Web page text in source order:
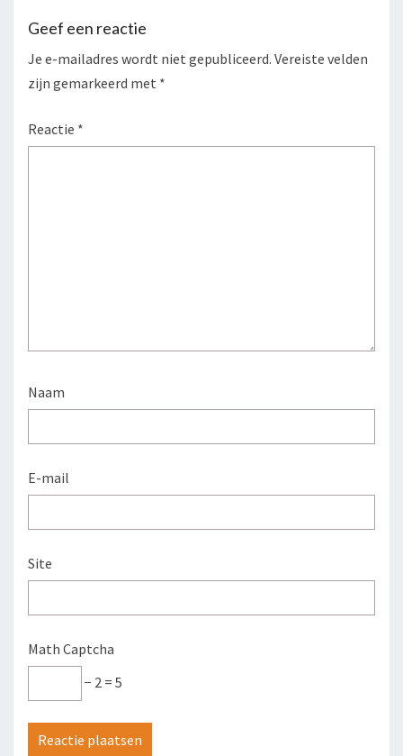
Geef een reactie
Je e-mailadres wordt niet gepubliceerd. Vereiste velden
zijn gemarkeerd met *
Reactie *
Naam
E-mail
Site
Math Captcha
− 2 = 5